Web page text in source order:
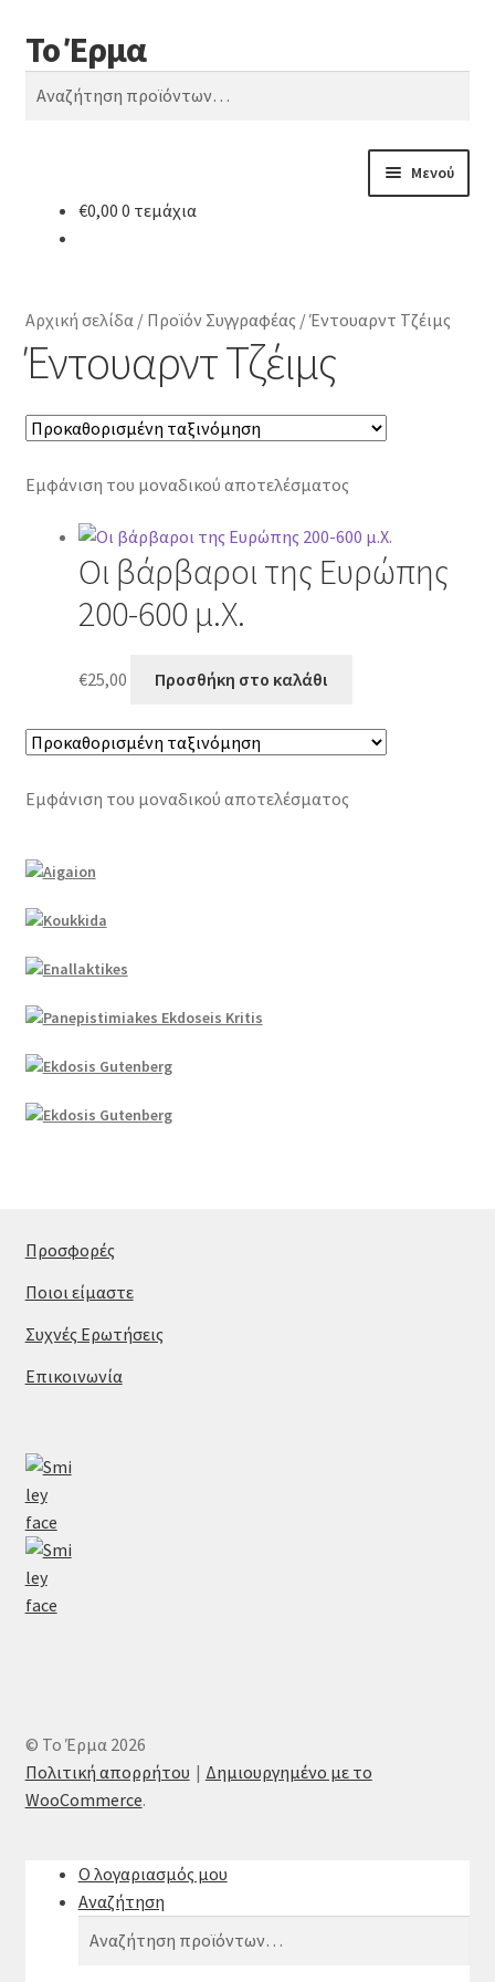
Απευθείας
μετάβαση
στην
Μετάβαση
σε
περιεχόμενο
Το Έρμα
Αναζήτηση
Αναζήτηση
Μενού
Κατηγορίες Βιβλίων
€0,00 0 τεμάχια
Αρχική σελίδα/ Προϊόν Συγγραφέας /Έντουαρντ Τζέιμς
Έντουαρντ Τζέιμς
Εμφάνιση του μοναδικού αποτελέσματος
Οι βάρβαροι της Ευρώπης
200-600 μ.Χ.
€25,00 Προσθήκη στο καλάθι
Εμφάνιση του μοναδικού αποτελέσματος
Προσφορές
Ποιοι είμαστε
Συχνές Ερωτήσεις
Επικοινωνία
© Το Έρμα 2026
Πολιτική απορρήτου
Δημιουργημένο με το
WooCommerce.
Ο λογαριασμός μου
Αναζήτηση
Αναζήτηση
Αναζήτηση